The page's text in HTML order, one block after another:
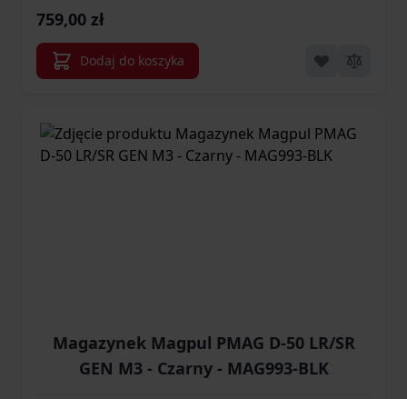
759,00 zł
Dodaj do koszyka
Magazynek Magpul PMAG D-50 LR/SR
GEN M3 - Czarny - MAG993-BLK